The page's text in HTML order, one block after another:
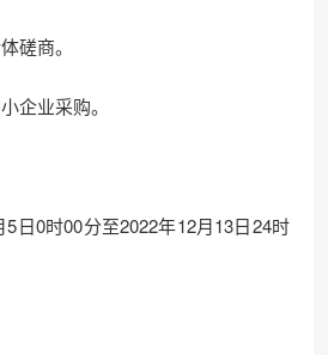
磋商。
企业采购。
日0时00分至2022年12月13日24时